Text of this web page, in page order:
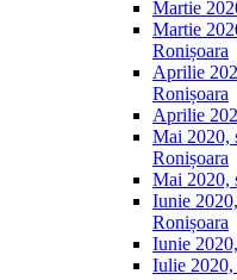
Martie
Martie
Ronișoara
Aprilie
Ronișoara
Aprilie
Mai 2020,
Ronișoara
Mai 2020,
Iunie
Ronișoara
Iunie
Iulie 2020,